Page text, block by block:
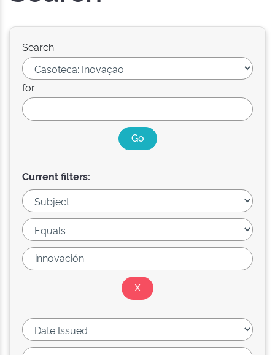
Search:
for
Current filters: